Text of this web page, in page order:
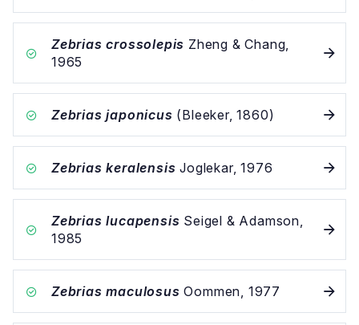
Zebrias crossolepis Zheng & Chang,
1965
Zebrias japonicus (Bleeker, 1860)
Zebrias keralensis Joglekar, 1976
Zebrias lucapensis Seigel & Adamson,
1985
Zebrias maculosus Oommen, 1977